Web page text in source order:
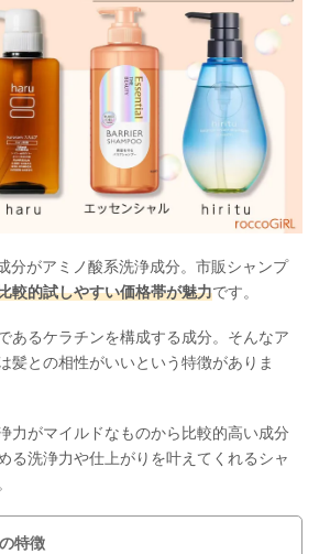
分がアミノ酸系洗浄成分。市販シャンプ
較的試しやすい価格帯が魅力です。
あるケラチンを構成する成分。そんなア
髪との相性がいいという特徴がありま
力がマイルドなものから比較的高い成分
る洗浄力や仕上がりを叶えてくれるシャ
特徴